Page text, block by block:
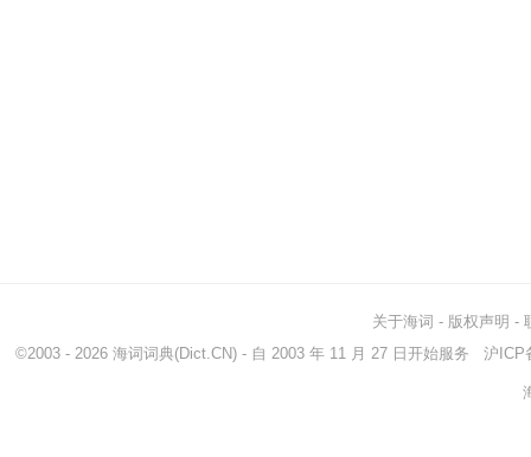
关于海词 - 版权声明 -
©2003 - 2026 海词词典(Dict.CN) - 自 2003 年 11 月 27 日开始服务 沪ICP